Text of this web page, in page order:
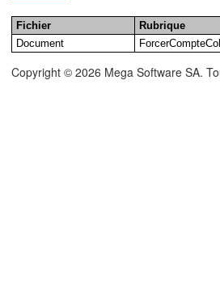
Fichier Rubrique
Document
Copyright © 2026 Mega Software SA.